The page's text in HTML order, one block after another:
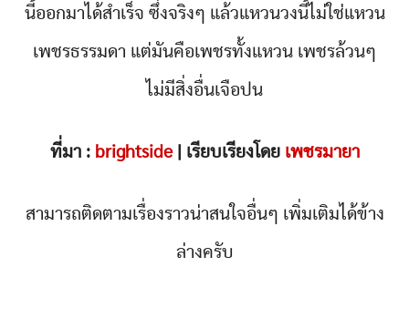
นี้ออกมาได้สำเร็จ ซึ่งจริงๆ แล้วแหวนวงนี้ไม่ใช่แหวน
เพชรธรรมดา แต่มันคือเพชรทั้งแหวน เพชรล้วนๆ
ไม่มีสิ่งอื่นเจือปน
ที่มา : brightside| เรียบเรียงโดย เพชรมายา
สามารถติดตามเรื่องราวน่าสนใจอื่นๆ เพิ่มเติมได้ข้าง
ล่างครับ